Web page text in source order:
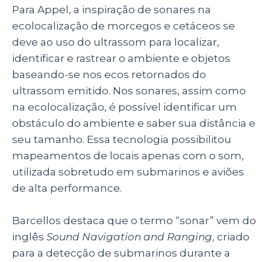
Para Appel, a inspiração de sonares na
ecolocalização de morcegos e cetáceos se
deve ao uso do ultrassom para localizar,
identificar e rastrear o ambiente e objetos
baseando-se nos ecos retornados do
ultrassom emitido. Nos sonares, assim como
na ecolocalização, é possível identificar um
obstáculo do ambiente e saber sua distância e
seu tamanho. Essa tecnologia possibilitou
mapeamentos de locais apenas com o som,
utilizada sobretudo em submarinos e aviões
de alta performance.
Barcellos destaca que o termo “sonar” vem do
inglês Sound Navigation and Ranging, criado
para a detecção de submarinos durante a